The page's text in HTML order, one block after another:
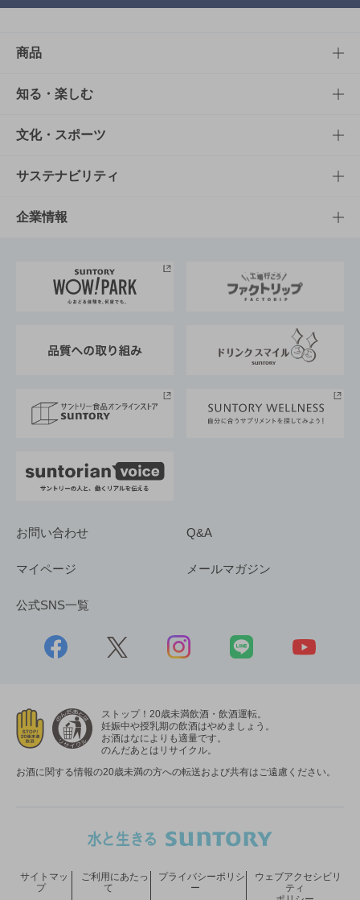
商品
商品TOP
商品一覧
商品発売情報
栄養成分一覧
知る・楽しむ
知る・楽しむTOP
キャンペーン
工場見学
地域情報
文化・スポーツ
文化・スポーツTOP
サントリーホール
サントリーサンバーズ大阪
サステナビリティ
サステナビリティTOP
サントリーが考えるサステナビリティ経営
企業情報
企業概要
採用情報
お問い合わせ Q&A
マイページ メールマガジン
公式SNS一覧
ストップ！20歳未満飲酒・飲酒運転。
妊娠中や授乳期の飲酒はやめましょう。
お酒はなによりも適量です。
のんだあとはリサイクル。
お酒に関する情報の20歳未満の方への転送および共有はご遠慮ください。
サイトマッ
プ
ご利用にあたっ
て
プライバシーポリシ
ー
ウェブアクセシビリ
ティ